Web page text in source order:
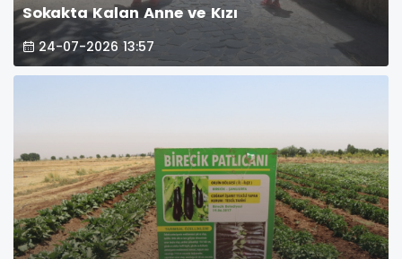
Sokakta Kalan Anne ve Kızı
24-07-2026 13:57